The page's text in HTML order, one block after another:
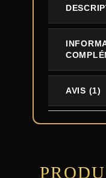
AVIS (1)